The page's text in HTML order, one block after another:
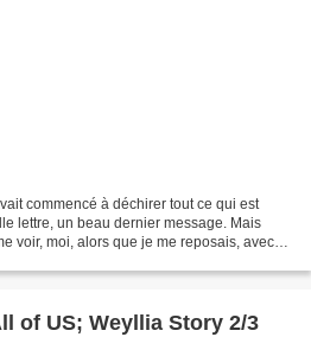
commencé à déchirer tout ce qui est
lettre, un beau dernier message. Mais
voir, moi, alors que je me reposais, avec
of US; Weyllia Story 2/3